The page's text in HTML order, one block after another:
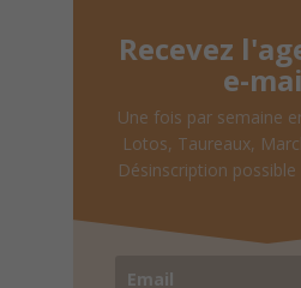
Recevez
e-
Une fois par semaine
Lotos, Taureaux,
Désinscription